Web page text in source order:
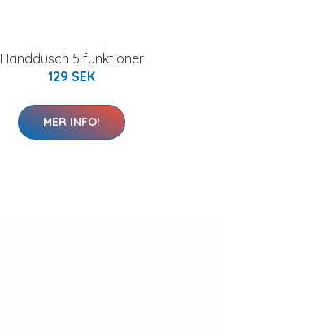
Handdusch 5 funktioner
129 SEK
MER INFO!